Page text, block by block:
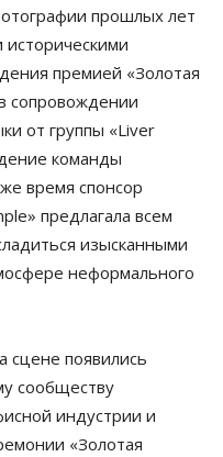
прошлых лет
премией «Золотая
сопровождении
от группы «Liver
команды
время спонсор
предлагала всем
изысканными
неформального
сцене появились
сообществу
индустрии и
«Золотая